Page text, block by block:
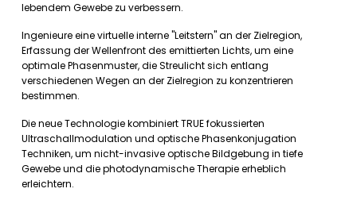
lebendem Gewebe zu verbessern.
Ingenieure eine virtuelle interne "Leitstern" an der Zielregion,
Erfassung der Wellenfront des emittierten Lichts, um eine
optimale Phasenmuster, die Streulicht sich entlang
verschiedenen Wegen an der Zielregion zu konzentrieren
bestimmen.
Die neue Technologie kombiniert TRUE fokussierten
Ultraschallmodulation und optische Phasenkonjugation
Techniken, um nicht-invasive optische Bildgebung in tiefe
Gewebe und die photodynamische Therapie erheblich
erleichtern.